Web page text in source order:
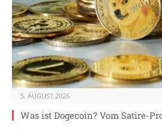
5. AUGUST 2026
Was ist Dogecoin? Vom Satire-